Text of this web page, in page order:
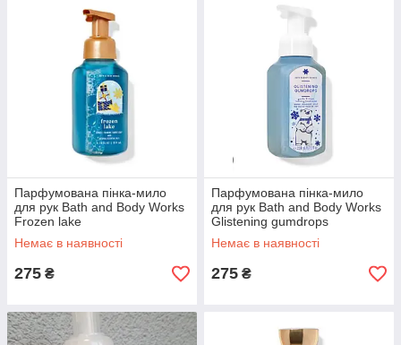
Парфумована пінка-мило
для рук Bath and Body Works
Frozen lake
Немає в наявності
275 ₴
Парфумована пінка-мило
для рук Bath and Body Works
Glistening gumdrops
Немає в наявності
275 ₴